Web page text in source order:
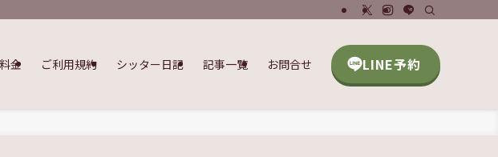
金 ご利用規約 シッター日記 記事一覧 お問合せ LINE予約